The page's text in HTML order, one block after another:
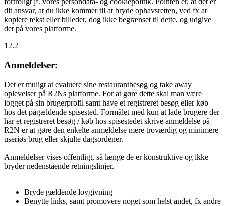
dit ansvar, at du ikke kommer til at bryde ophavsretten, ved fx at
kopiere tekst eller billeder, dog ikke begrænset til dette, og udgive
det på vores platforme.
12.2
Anmeldelser:
Det er muligt at evaluere sine restaurantbesøg og take away
oplevelser på R2Ns platforme. For at gøre dette skal man være
logget på sin brugerprofil samt have et registreret besøg eller køb
hos det pågældende spisested. Formålet med kun at lade brugere der
har et registreret besøg / køb hos spisestedet skrive anmeldelse på
R2N er at gøre den enkelte anmeldelse mere troværdig og minimere
useriøs brug eller skjulte dagsordener.
Anmeldelser vises offentligt, så længe de er konstruktive og ikke
bryder nedenstående retningslinjer.
Bryde gældende lovgivning
Benytte links, samt promovere noget som helst andet, fx andre